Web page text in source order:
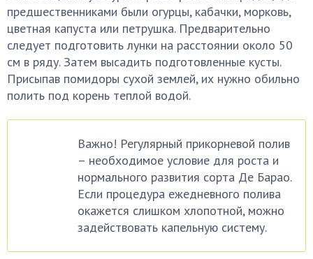
предшественниками были огурцы, кабачки, морковь,
цветная капуста или петрушка. Предварительно
следует подготовить лунки на расстоянии около 50
см в ряду. Затем высадить подготовленные кусты.
Присыпав помидоры сухой землей, их нужно обильно
полить под корень теплой водой.
Важно! Регулярный прикорневой полив
– необходимое условие для роста и
нормального развития сорта Де Барао.
Если процедура ежедневного полива
окажется слишком хлопотной, можно
задействовать капельную систему.